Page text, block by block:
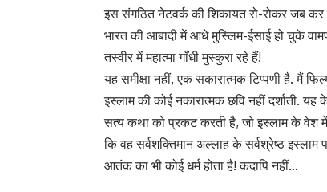
इस संगठित नेटवर्क की शिकायत रो-रोकर जब कर
भारत की आबादी में आधे मुस्लिम-ईसाई हो चुके
तस्वीर में महात्मा गाँधी मुस्कुरा रहे हैं!
यह समीक्षा नहीं, एक सकारात्मक टिप्पणी है. मैं
इस्लाम की कोई नकारात्मक छवि नहीं दर्शाती.
सत्य कथा को प्रकट करती है, जो इस्लाम के वेश में
कि वह सर्वशक्तिमान अल्लाह के सर्वश्रेष्ठ
आतंक का भी कोई धर्म होता है! कदापि नहीं…